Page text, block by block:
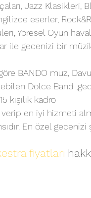
Jazz Klasikleri,
eserler,
Yöresel Oyun
ile gecenizi bir
BANDO muz,
Dolce Band
kişilik kadro
en iyi hizmeti
En özel gecenizi
fiyatları